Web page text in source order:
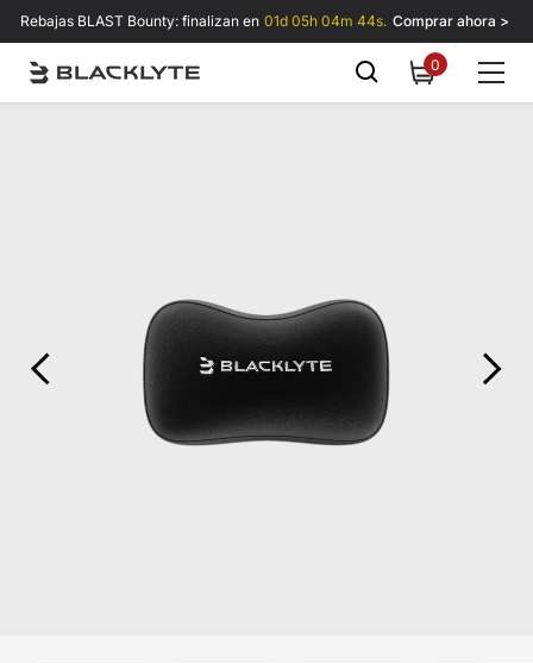
Saltar al contenido
Rebajas BLAST Bounty: finalizan en 01d 05h 04m 44s. Comprar ahora >
00